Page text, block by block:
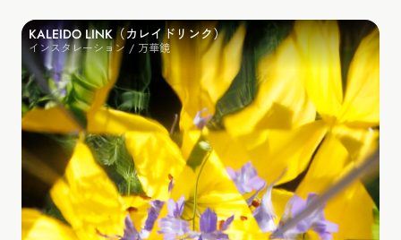
KALEIDO LINK（カレイドリンク）
インスタレーション / 万華鏡